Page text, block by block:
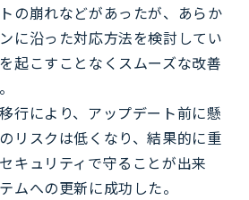
の崩れなどがあったが、あらか
に沿った対応方法を検討してい
起こすことなくスムーズな改善
行により、アップデート前に懸
リスクは低くなり、結果的に重
キュリティで守ることが出来
ムへの更新に成功した。